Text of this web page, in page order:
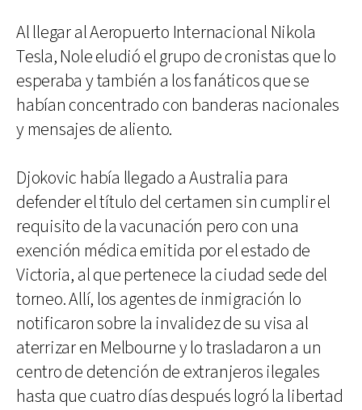
Al llegar al Aeropuerto Internacional Nikola
Tesla, Nole eludió el grupo de cronistas que lo
esperaba y también a los fanáticos que se
habían concentrado con banderas nacionales
y mensajes de aliento.
Djokovic había llegado a Australia para
defender el título del certamen sin cumplir el
requisito de la vacunación pero con una
exención médica emitida por el estado de
Victoria, al que pertenece la ciudad sede del
torneo. Allí, los agentes de inmigración lo
notificaron sobre la invalidez de su visa al
aterrizar en Melbourne y lo trasladaron a un
centro de detención de extranjeros ilegales
hasta que cuatro días después logró la libertad